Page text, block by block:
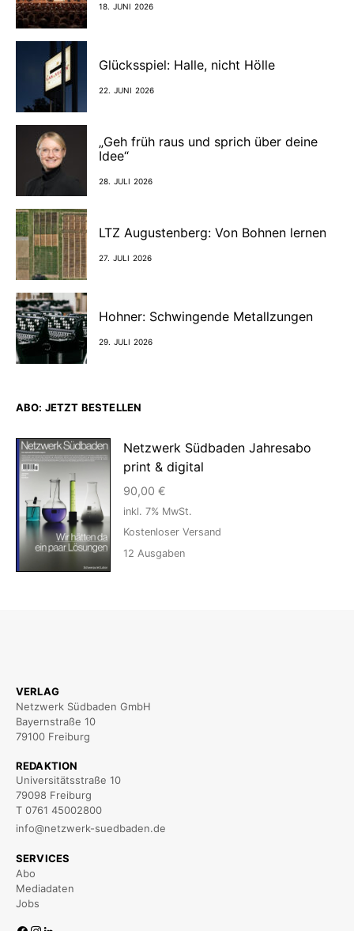
18. JUNI 2026
Glücksspiel: Halle, nicht Hölle
22. JUNI 2026
„Geh früh raus und sprich über deine
Idee“
28. JULI 2026
LTZ Augustenberg: Von Bohnen lernen
27. JULI 2026
Hohner: Schwingende Metallzungen
29. JULI 2026
ABO: JETZT BESTELLEN
Netzwerk Südbaden Jahresabo
print & digital
90,00 €
inkl. 7% MwSt.
Kostenloser Versand
12 Ausgaben
VERLAG
Netzwerk Südbaden GmbH
Bayernstraße 10
79100 Freiburg
REDAKTION
Universitätsstraße 10
79098 Freiburg
T 0761 45002800
info@netzwerk-suedbaden.de
SERVICES
Abo
Mediadaten
Jobs